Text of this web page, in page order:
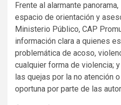
Frente al alarmante
espacio de orientación y
Ministerio Público, CAP
información clara a quienes
problemática de acoso,
cualquier forma de violencia;
las quejas por la no atención
oportuna por parte de las